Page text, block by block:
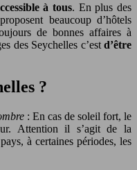
à tous. En plus des
beaucoup d’hôtels
de bonnes affaires à
des Seychelles c’est d’être
?
: En cas de soleil fort, le
Attention il s’agit de la
à certaines périodes, les